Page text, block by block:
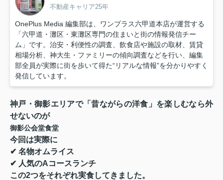
不動産キャリア25年
OnePlus Media 編集部は、ワンプラス六甲道本店が運営する
「六甲道・灘区・東灘区専門の住まいと街の情報発信チー
ム」です。治安・利便性の調査、飲食店や施設の取材、賃貸
相場分析、神大生・ファミリーの傾向調査などを行い、編集
部全員が実際に街を歩いて得た“リアルな情報”を分かりやすく
発信しています。
神戸・御影エリアで「昔ながらの洋食」を楽しむなら外
せないのが
御影公会堂食堂
今回は実際に
✔ 名物オムライス
✔ 人気のAコースランチ
この2つをそれぞれ実食してきました。